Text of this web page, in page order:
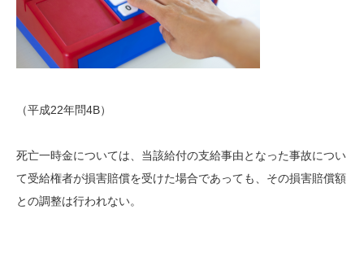
（平成22年問4B）
死亡一時金については、当該給付の支給事由となった事故につい
て受給権者が損害賠償を受けた場合であっても、その損害賠償額
との調整は行われない。